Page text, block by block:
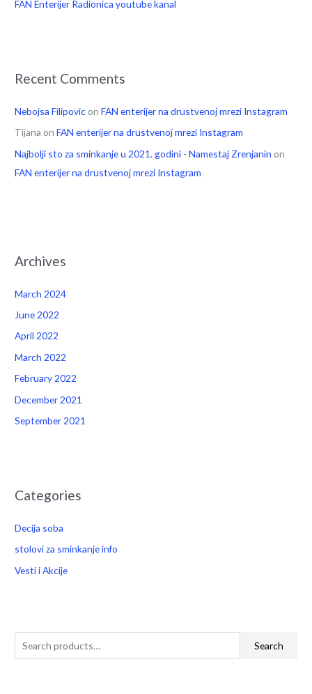
FAN Enterijer Radionica youtube kanal
Recent Comments
Nebojsa Filipovic onFAN enterijer na drustvenoj mrezi Instagram
Tijana onFAN enterijer na drustvenoj mrezi Instagram
Najbolji sto za sminkanje u 2021. godini - Namestaj Zrenjanin on
FAN enterijer na drustvenoj mrezi Instagram
Archives
March 2024
June 2022
April 2022
March 2022
February 2022
December 2021
September 2021
Categories
Decija soba
stolovi za sminkanje info
Vesti i Akcije
Search